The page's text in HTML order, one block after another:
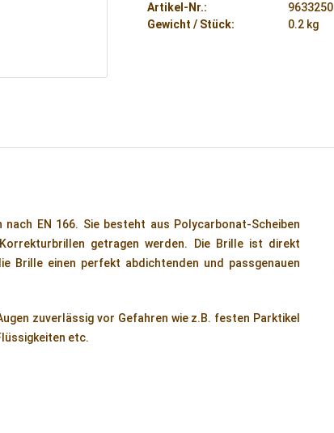
Artikel-Nr.:
9633250
Gewicht / Stück:
0.2 kg
EN 166. Sie besteht aus Polycarbonat-Scheiben
getragen werden. Die Brille ist direkt
Brille einen perfekt abdichtenden und passgenauen
zuverlässig vor Gefahren wie z.B. festen Parktikel
etc.